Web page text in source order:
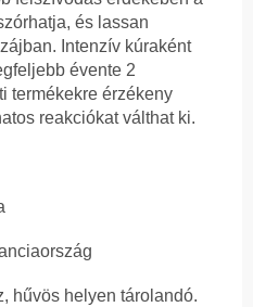
és lassan
Intenzív kúraként
évente 2
termékekre érzékeny
reakciókat válthat ki.
hűvös helyen tárolandó.